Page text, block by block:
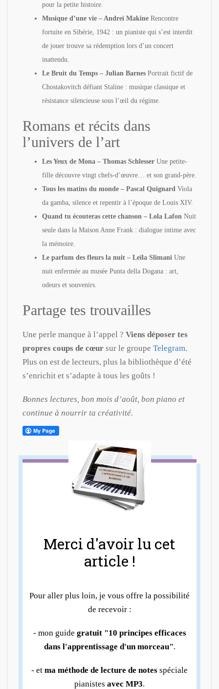
pour la petite histoire.
Musique d’une vie – Andreï Makine Rencontre
fortuite en Sibérie, 1942 : un pianiste qui s’est interdit
de jouer trouve sa rédemption lors d’un concert
inattendu.
Le Bruit du Temps – Julian Barnes Portrait fictif de
Chostakovitch défiant Staline : musique classique et
résistance silencieuse sous l’œil du régime.
Romans et récits dans
l’univers de l’art
Les Yeux de Mona – Thomas Schlesser Une petite-
fille découvre vingt chefs-d’œuvre… et son grand-père.
Tous les matins du monde – Pascal Quignard Viola
da gamba, silence et repentir à l’époque de Louis XIV.
Quand tu écouteras cette chanson – Lola Lafon Nuit
seule dans la Maison Anne Frank : dialogue intime avec
la mémoire.
Le parfum des fleurs la nuit – Leïla Slimani Une
nuit enfermée au musée Punta della Dogana : art,
odeurs et souvenirs.
Partage tes trouvailles
Une perle manque à l’appel ? Viens déposer tes
propres coups de cœur sur le groupe Telegram.
Plus on est de lecteurs, plus la bibliothèque d’été
s’enrichit et s’adapte à tous les goûts !
Bonnes lectures, bon mois d’août, bon piano et
continue à nourrir ta créativité.
Merci d'avoir lu cet
article !
Pour aller plus loin, je vous offre la possibilité
de recevoir :
- mon guide gratuit "10 principes efficaces
dans l'apprentissage d'un morceau".
- et ma méthode de lecture de notes spéciale
pianistes avec MP3.